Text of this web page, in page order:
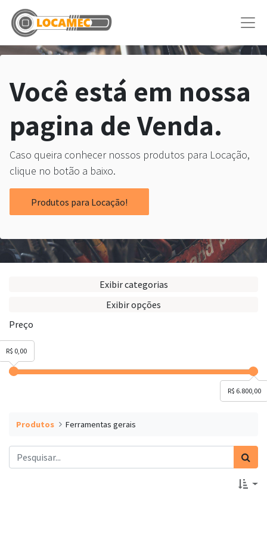
Você está em nossa
pagina de Venda.
Caso queira conhecer nossos produtos para Locação,
clique no botão a baixo.
Produtos para Locação!
Exibir categorias
Exibir opções
Preço
R$ 6.800,00
R$ 0,00
Produtos Ferramentas gerais